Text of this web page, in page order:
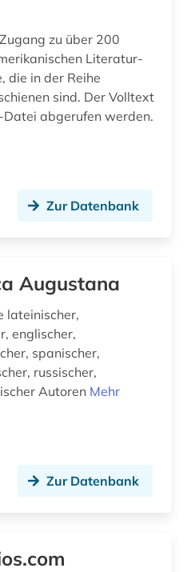
zu über 200
Literatur-
die in der Reihe
sind. Der Volltext
abgerufen werden.
Zur Datenbank
Augustana
lateinischer,
englischer,
spanischer,
russischer,
Autoren Mehr
Zur Datenbank